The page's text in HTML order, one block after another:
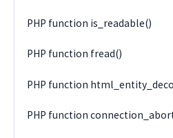
PHP function is_readable()
PHP function fread()
PHP function
PHP function